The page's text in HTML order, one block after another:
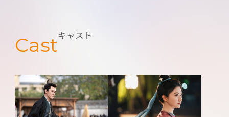
Castキャスト